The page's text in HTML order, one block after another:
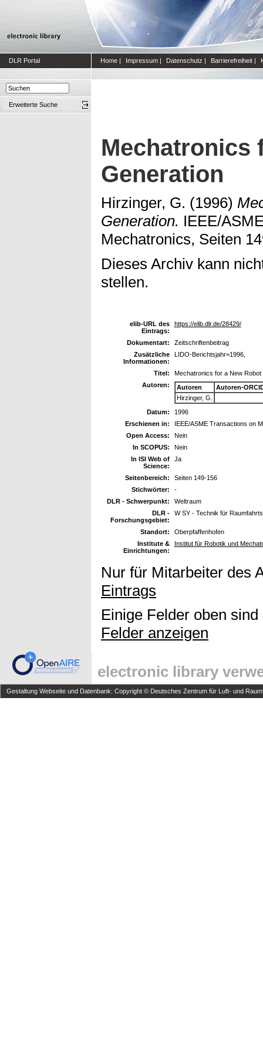
DLR Portal Home | Impressum | Datenschutz | Barrierefreiheit |
Erweiterte Suche
Mechatronics
Generation
Hirzinger, G. (1996)
Generation. IEEE/
Mechatronics, Seiten
Dieses Archiv kann
stellen.
elib-URL des
Eintrags:
https://elib.dlr.de/28429/
Dokumentart:
Zeitschriftenbeitrag
Zusätzliche
Informationen:
LIDO-Berichtsjahr=1996,
Titel:
Mechatronics for a New Robot
Autoren:
Autoren
Autoren-
Hirzinger, G.
Datum:
1996
Erschienen in:
IEEE/ASME Transactions on
Open Access:
Nein
In SCOPUS:
Nein
In ISI Web of
Science:
Ja
Seitenbereich:
Seiten 149-156
Stichwörter:
-
DLR - Schwerpunkt:
Weltraum
DLR -
Forschungsgebiet:
W SY - Technik für
Standort:
Oberpfaffenhofen
Institute &
Einrichtungen:
Institut für Robotik und
Nur für Mitarbeiter des
Eintrags
Einige Felder oben
Felder anzeigen
electronic library
Gestaltung Webseite und Datenbank: Copyright © Deutsches Zentrum für Luft- und